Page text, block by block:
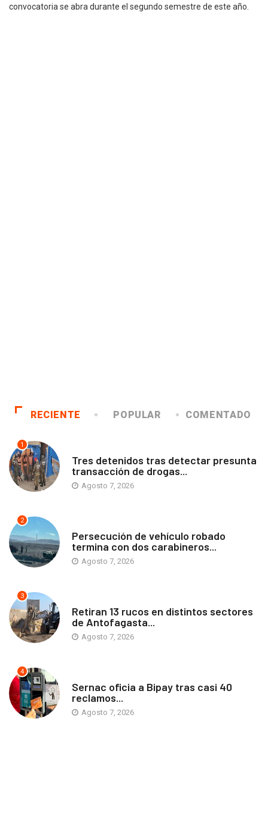
convocatoria se abra durante el segundo semestre de este año.
RECIENTE POPULAR COMENTADO
1
Tres detenidos tras detectar presunta
transacción de drogas...
Agosto 7, 2026
2
Persecución de vehículo robado
termina con dos carabineros...
Agosto 7, 2026
3
Retiran 13 rucos en distintos sectores
de Antofagasta...
Agosto 7, 2026
4
Sernac oficia a Bipay tras casi 40
reclamos...
Agosto 7, 2026